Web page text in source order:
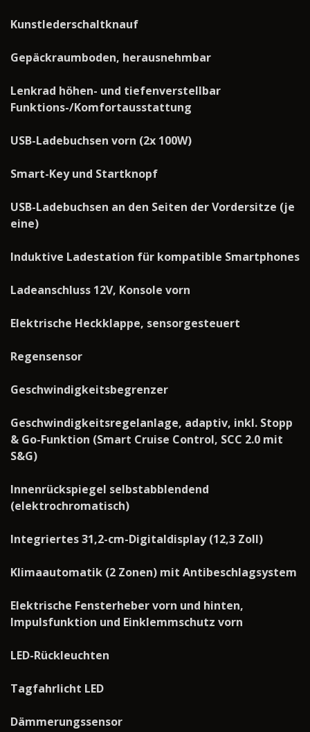
Kunstlederschaltknauf
Gepäckraumboden, herausnehmbar
Lenkrad höhen- und tiefenverstellbar
Funktions-/Komfortausstattung
USB-Ladebuchsen vorn (2x 100W)
Smart-Key und Startknopf
USB-Ladebuchsen an den Seiten der Vordersitze (je
eine)
Induktive Ladestation für kompatible Smartphones
Ladeanschluss 12V, Konsole vorn
Elektrische Heckklappe, sensorgesteuert
Regensensor
Geschwindigkeitsbegrenzer
Geschwindigkeitsregelanlage, adaptiv, inkl. Stopp
& Go-Funktion (Smart Cruise Control, SCC 2.0 mit
S&G)
Innenrückspiegel selbstabblendend
(elektrochromatisch)
Integriertes 31,2-cm-Digitaldisplay (12,3 Zoll)
Klimaautomatik (2 Zonen) mit Antibeschlagsystem
Elektrische Fensterheber vorn und hinten,
Impulsfunktion und Einklemmschutz vorn
LED-Rückleuchten
Tagfahrlicht LED
Dämmerungssensor